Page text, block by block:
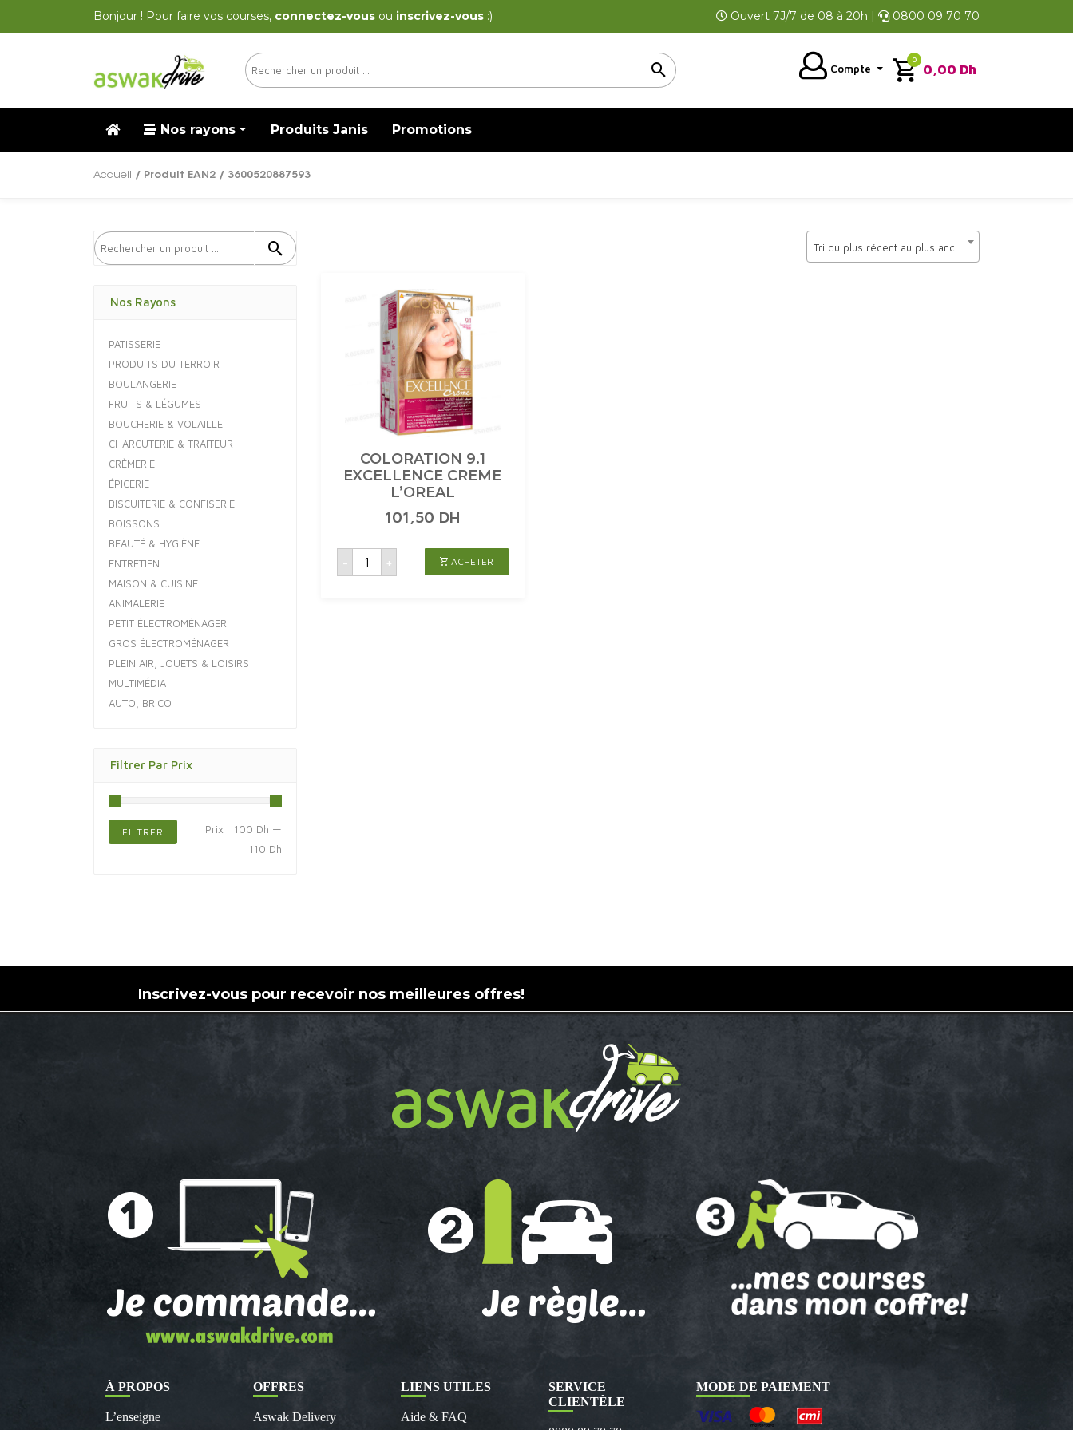
Bonjour ! Pour faire vos courses, connectez-vous ou inscrivez-vous :) Ouvert 7J/7 de 08 à 20h | 0800 09 70 70
Compte 0,00 Dh
0
Nos rayons Produits Janis Promotions
Accueil / Produit EAN2 / 3600520887593
Nos Rayons
PATISSERIE
PRODUITS DU TERROIR
BOULANGERIE
FRUITS & LÉGUMES
BOUCHERIE & VOLAILLE
CHARCUTERIE & TRAITEUR
CRÈMERIE
ÉPICERIE
BISCUITERIE & CONFISERIE
BOISSONS
BEAUTÉ & HYGIÈNE
ENTRETIEN
MAISON & CUISINE
ANIMALERIE
PETIT ÉLECTROMÉNAGER
GROS ÉLECTROMÉNAGER
PLEIN AIR, JOUETS & LOISIRS
MULTIMÉDIA
AUTO, BRICO
Filtrer Par Prix
FILTRER Prix : 100 Dh —
110 Dh
Tri du plus récent au plus ancien
COLORATION 9.1
EXCELLENCE CREME
L’OREAL
101,50 DH
-
quantité
COLORATION
+ ACHETER
Inscrivez-vous pour recevoir nos meilleures offres!
À PROPOS
L’enseigne
OFFRES
Aswak Delivery
LIENS UTILES
Aide & FAQ
SERVICE
CLIENTÈLE
MODE DE PAIEMENT